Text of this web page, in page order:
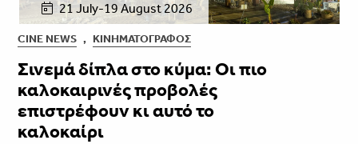
21 July-19 August 2026
CINE NEWS , ΚΙΝΗΜΑΤΟΓΡΆΦΟΣ
Σινεμά δίπλα στο κύμα: Οι πιο
καλοκαιρινές προβολές
επιστρέφουν κι αυτό το
καλοκαίρι